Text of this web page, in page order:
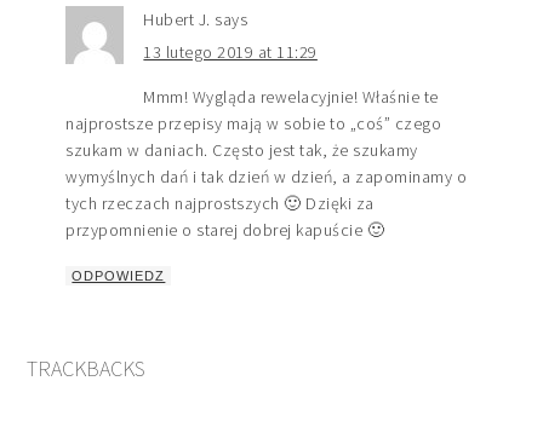
Hubert J. says
13 lutego 2019 at 11:29
Mmm! Wygląda rewelacyjnie! Właśnie te
najprostsze przepisy mają w sobie to „coś” czego
szukam w daniach. Często jest tak, że szukamy
wymyślnych dań i tak dzień w dzień, a zapominamy o
tych rzeczach najprostszych 🙂 Dzięki za
przypomnienie o starej dobrej kapuście 🙂
ODPOWIEDZ
TRACKBACKS